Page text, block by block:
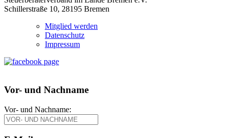
Schillerstraße 10, 28195 Bremen
Mitglied werden
Datenschutz
Impressum
Vor- und Nachname
Vor- und Nachname: